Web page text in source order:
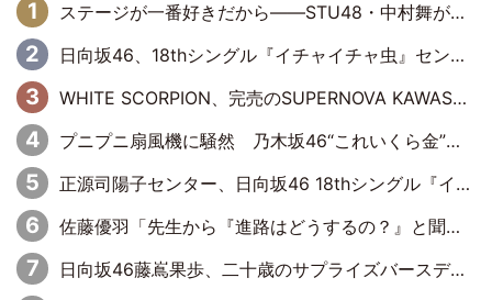
ステージが一番好きだから――STU48・中村舞が描く“これからの私”
日向坂46、18thシングル『イチャイチャ虫』センターは正源司陽子に決定& 佐藤優羽や平岡海月など、“ひなた坂46”からの選抜入りも注目！
WHITE SCORPION、完売のSUPERNOVA KAWASAKIで沸いた“着席型LIVE” 『BASE Live #16』昼公演リポート
プニプニ扇風機に騒然 乃木坂46“これいくら金”延長中は今回もわちゃわちゃ全開
正源司陽子センター、日向坂46 18thシングル『イチャイチャ虫』新ビジュアル公開
佐藤優羽「先生から『進路はどうするの？』と聞かれて。『実は……』とXのトレンドで1位になっているスマホを見せました」【日向坂46『五期生LIVE』開催記念 五期生“変革”ドキュメンタリー③】
日向坂46藤嶌果歩、二十歳のサプライズバースデーに大喜び「頼られる先輩になれるように努力していきたい」